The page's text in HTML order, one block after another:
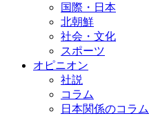
国際・日本
北朝鮮
社会・文化
スポーツ
オピニオン
社説
コラム
日本関係のコラム